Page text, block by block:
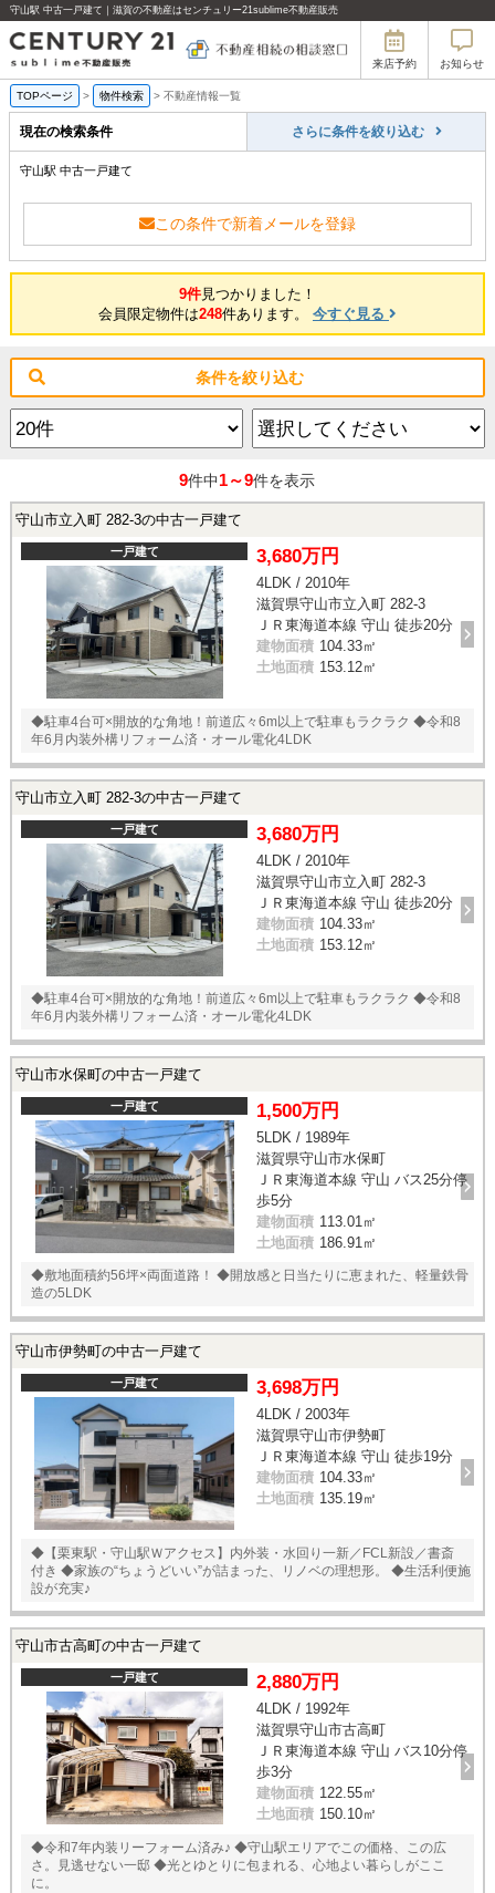
守山駅 中古一戸建て｜滋賀の不動産はセンチュリー21sublime不動産販売
来店予約 お知らせ
TOPページ > 物件検索 > 不動産情報一覧
現在の検索条件 さらに条件を絞り込む
守山駅 中古一戸建て
この条件で新着メールを登録
9件見つかりました！
会員限定物件は248件あります。 今すぐ見る
条件を絞り込む
9件中1～9件を表示
守山市立入町 282-3の中古一戸建て
一戸建て 3,680万円
4LDK / 2010年
滋賀県守山市立入町 282-3
ＪＲ東海道本線 守山 徒歩20分
建物面積 104.33㎡
土地面積 153.12㎡
◆駐車4台可×開放的な角地！前道広々6m以上で駐車もラクラク ◆令和8
年6月内装外構リフォーム済・オール電化4LDK
守山市立入町 282-3の中古一戸建て
一戸建て 3,680万円
4LDK / 2010年
滋賀県守山市立入町 282-3
ＪＲ東海道本線 守山 徒歩20分
建物面積 104.33㎡
土地面積 153.12㎡
◆駐車4台可×開放的な角地！前道広々6m以上で駐車もラクラク ◆令和8
年6月内装外構リフォーム済・オール電化4LDK
守山市水保町の中古一戸建て
一戸建て 1,500万円
5LDK / 1989年
滋賀県守山市水保町
ＪＲ東海道本線 守山 バス25分停
歩5分
建物面積 113.01㎡
土地面積 186.91㎡
◆敷地面積約56坪×両面道路！ ◆開放感と日当たりに恵まれた、軽量鉄骨
造の5LDK
守山市伊勢町の中古一戸建て
一戸建て 3,698万円
4LDK / 2003年
滋賀県守山市伊勢町
ＪＲ東海道本線 守山 徒歩19分
建物面積 104.33㎡
土地面積 135.19㎡
◆【栗東駅・守山駅Ｗアクセス】内外装・水回り一新／FCL新設／書斎
付き ◆家族の“ちょうどいい”が詰まった、リノベの理想形。 ◆生活利便施
設が充実♪
守山市古高町の中古一戸建て
一戸建て 2,880万円
4LDK / 1992年
滋賀県守山市古高町
ＪＲ東海道本線 守山 バス10分停
歩3分
建物面積 122.55㎡
土地面積 150.10㎡
◆令和7年内装リーフォーム済み♪ ◆守山駅エリアでこの価格、この広
さ。見逃せない一邸 ◆光とゆとりに包まれる、心地よい暮らしがここ
に。